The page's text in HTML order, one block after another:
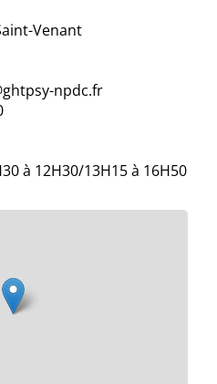
Venant
npdc.fr
à 12H30/13H15 à 16H50